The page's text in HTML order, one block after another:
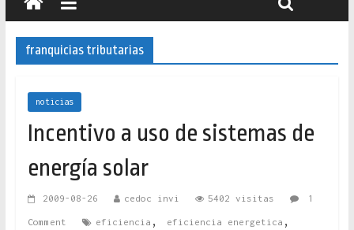
franquicias tributarias
noticias
Incentivo a uso de sistemas de
energía solar
2009-08-26 cedoc invi 5402 visitas 1
Comment eficiencia , eficiencia energetica ,